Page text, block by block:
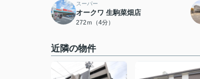
スーパー
オークワ 生駒菜畑店
272ｍ（4分）
近隣の物件